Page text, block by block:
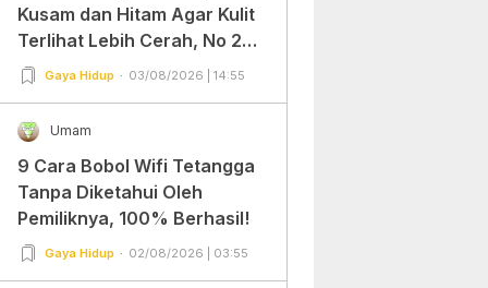
Kusam dan Hitam Agar Kulit
Terlihat Lebih Cerah, No 2
Gampang Banget dan Mudah
Gaya Hidup 03/08/2026 | 14:55
Umam
9 Cara Bobol Wifi Tetangga
Tanpa Diketahui Oleh
Pemiliknya, 100% Berhasil!
Gaya Hidup 02/08/2026 | 03:55